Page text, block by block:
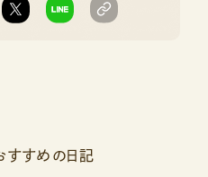
すすめの日記